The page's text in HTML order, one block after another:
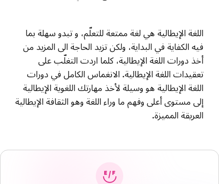
اللغة الإيطالية هي لغة ممتعة للتعلّم، و تبدو سهلة بما
فيه الكفاية في البداية، ولكن تزيد الحاجة الى المزيد من
أخذ دورات اللغة الإيطالية، كلما اردت التغلّب على
تعقيدات اللغة الإيطالية. الانغماس الكامل في دورات
اللغة الإيطالية هو وسيلة لأخذ مهارتك اللغوية الإيطالية
إلى مستوى أعلى وفهم ما وراء اللغة وهو الثقافة الإيطالية
العريقة المميزة.